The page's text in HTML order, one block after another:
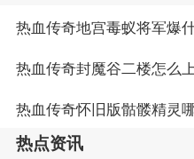
热血传奇地宫毒蚁将军爆
热血传奇封魔谷二楼怎么
热血传奇怀旧版骷髅精灵
热点资讯